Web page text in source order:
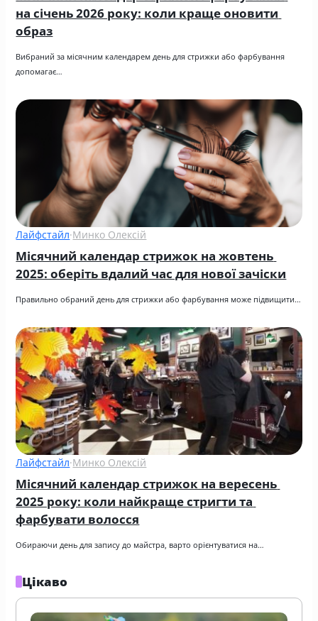
на січень 2026 року: коли краще оновити
образ
Вибраний за місячним календарем день для стрижки або фарбування
допомагає…
Лайфстайл·Минко Олексій
Місячний календар стрижок на жовтень
2025: оберіть вдалий час для нової зачіски
Правильно обраний день для стрижки або фарбування може підвищити…
Лайфстайл·Минко Олексій
Місячний календар стрижок на вересень
2025 року: коли найкраще стригти та
фарбувати волосся
Обираючи день для запису до майстра, варто орієнтуватися на…
Цікаво